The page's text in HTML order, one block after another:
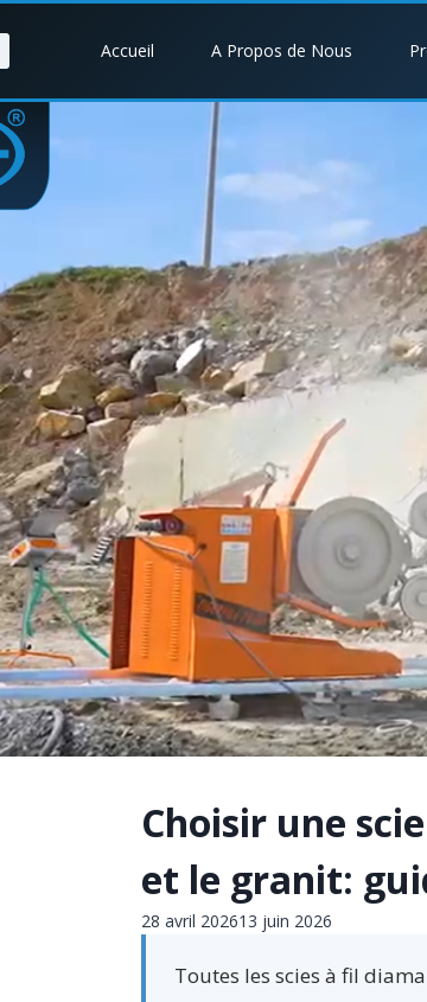
Accueil A Propos de Nous
Choisir une
et le granit:
28 avril 202613 juin 2026
Toutes les scies à fil